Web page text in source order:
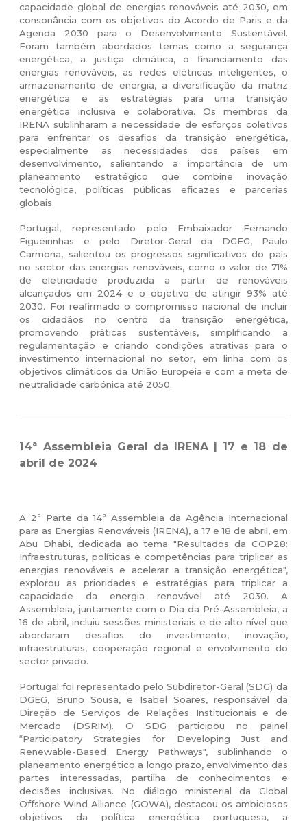
capacidade global de energias renováveis até 2030, em
consonância com os objetivos do Acordo de Paris e da
Agenda 2030 para o Desenvolvimento Sustentável.
Foram também abordados temas como a segurança
energética, a justiça climática, o financiamento das
energias renováveis, as redes elétricas inteligentes, o
armazenamento de energia, a diversificação da matriz
energética e as estratégias para uma transição
energética inclusiva e colaborativa.Os membros da
IRENA sublinharam a necessidade de esforços coletivos
para enfrentar os desafios da transição energética,
especialmente as necessidades dos países em
desenvolvimento, salientando a importância de um
planeamento estratégico que combine inovação
tecnológica, políticas públicas eficazes e parcerias
globais.
Portugal, representado pelo Embaixador Fernando
Figueirinhas e pelo Diretor-Geral da DGEG, Paulo
Carmona, salientou os progressos significativos do país
no sector das energias renováveis, como o valor de 71%
de eletricidade produzida a partir de renováveis
alcançados em 2024 e o objetivo de atingir 93% até
2030. Foi reafirmado o compromisso nacional de incluir
os cidadãos no centro da transição energética,
promovendo práticas sustentáveis, simplificando a
regulamentação e criando condições atrativas para o
investimento internacional no setor, em linha com os
objetivos climáticos da União Europeia e com a meta de
neutralidade carbónica até 2050.
14ª Assembleia Geral da IRENA | 17 e 18 de
abril de 2024
A 2ª Parte da 14ª Assembleia da Agência Internacional
para as Energias Renováveis (IRENA), a 17 e 18 de abril, em
Abu Dhabi, dedicada ao tema "Resultados da COP28:
Infraestruturas, políticas e competências para triplicar as
energias renováveis e acelerar a transição energética",
explorou as prioridades e estratégias para triplicar a
capacidade da energia renovável até 2030. A
Assembleia, juntamente com o Dia da Pré-Assembleia, a
16 de abril, incluiu sessões ministeriais e de alto nível que
abordaram desafios do investimento, inovação,
infraestruturas, cooperação regional e envolvimento do
sector privado.
Portugal foi representado pelo Subdiretor-Geral (SDG) da
DGEG, Bruno Sousa, e Isabel Soares, responsável da
Direção de Serviços de Relações Institucionais e de
Mercado (DSRIM). O SDG participou no painel
“Participatory Strategies for Developing Just and
Renewable-Based Energy Pathways", sublinhando o
planeamento energético a longo prazo, envolvimento das
partes interessadas, partilha de conhecimentos e
decisões inclusivas. No diálogo ministerial da Global
Offshore Wind Alliance (GOWA), destacou os ambiciosos
objetivos da política energética portuguesa, a